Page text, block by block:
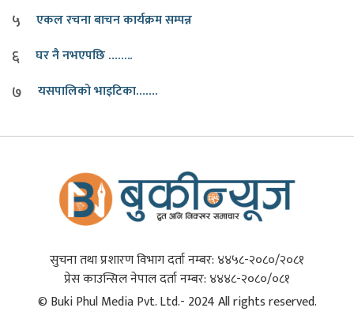
५ एकल रचना बाचन कार्यक्रम सम्पन्न
६ घर नै नभएपछि ……..
७ यसपालिको भाइटिका…….
सुचना तथा प्रशारण विभाग दर्ता नम्बर: ४४५८-२०८०/२०८१
प्रेस काउन्सिल नेपाल दर्ता नम्बर: ४४४८-२०८०/०८१
© Buki Phul Media Pvt. Ltd.- 2024 All rights reserved.